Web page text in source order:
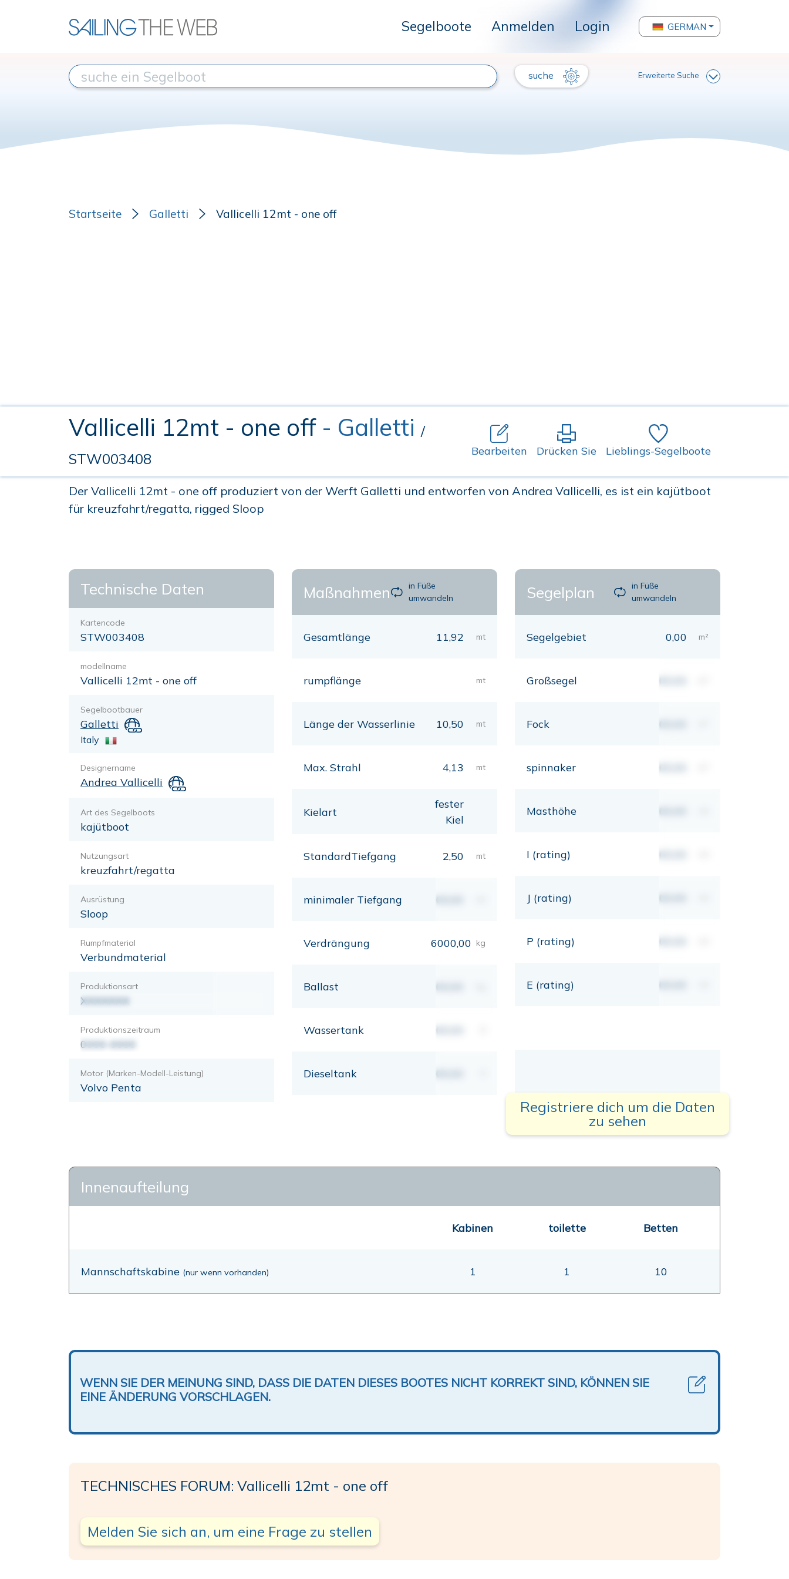
Segelboote Anmelden Login GERMAN
suche Erweiterte Suche
Startseite Galletti Vallicelli 12mt - one off
Vallicelli 12mt - one off - Galletti /
STW003408
Bearbeiten Drücken Sie Lieblings-Segelboote
Der Vallicelli 12mt - one off produziert von der Werft Galletti und entworfen von Andrea Vallicelli, es ist ein kajütboot
für kreuzfahrt/regatta, rigged Sloop
Technische Daten
Kartencode
STW003408
modellname
Vallicelli 12mt - one off
Segelbootbauer
Galletti
Italy
Designername
Andrea Vallicelli
Art des Segelboots
kajütboot
Nutzungsart
kreuzfahrt/regatta
Ausrüstung
Sloop
Rumpfmaterial
Verbundmaterial
Produktionsart
XXXXXXX
Produktionszeitraum
0000-0000
Motor (Marken-Modell-Leistung)
Volvo Penta
Maßnahmen
in Füße
umwandeln
Gesamtlänge 11,92 mt
rumpflänge mt
Länge der Wasserlinie 10,50 mt
Max. Strahl 4,13 mt
Kielart
fester
Kiel
StandardTiefgang 2,50 mt
minimaler Tiefgang 00,00
Verdrängung 6000,00 kg
Ballast 00,00
Wassertank 00,00
Dieseltank 00,00
Segelplan
in Füße
umwandeln
Segelgebiet 0,00 m²
Großsegel 00,00
Fock 00,00
spinnaker 00,00
Masthöhe 00,00
I (rating) 00,00
J (rating) 00,00
P (rating) 00,00
E (rating) 00,00
Registriere dich um die Daten
zu sehen
Innenaufteilung
Kabinen toilette Betten
Mannschaftskabine (nur wenn vorhanden) 1 1 10
WENN SIE DER MEINUNG SIND, DASS DIE DATEN DIESES BOOTES NICHT KORREKT SIND, KÖNNEN SIE
EINE ÄNDERUNG VORSCHLAGEN.
TECHNISCHES FORUM: Vallicelli 12mt - one off
Melden Sie sich an, um eine Frage zu stellen